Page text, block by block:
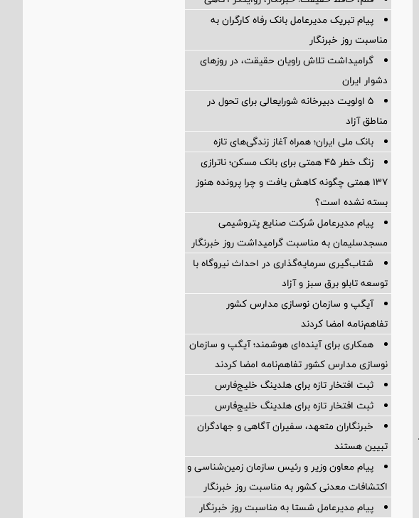
پیام تبریک مدیرعامل بانک رفاه کارگران به
مناسبت روز خبرنگار
گرامیداشت تلاش راویان حقیقت، در روزهای
دشوار ایران
5 اولویت دبیرخانه شورایعالی برای تحول در
مناطق آزاد
بانک ملی ایران؛ همراه آغاز زندگی‌های تازه
زنگ خطر ۴۵ همتی برای بانک مسکن؛ ناترازی
۱۳۷ همتی چگونه کاهش یافت و چرا پرونده هنوز
بسته نشده است؟
پیام مدیرعامل شركت صنایع پتروشیمی
مسجدسلیمان به مناسبت گرامیداشت روز خبرنگار
شتاب‌گیری سرمایه‌گذاری در احداث نیروگاه با
توسعه تابلو برق سبز و آزاد
آیگپ و سازمان نوسازی مدارس کشور
تفاهم‌نامه امضا کردند
همکاری برای آینده‌ای هوشمند؛ آیگپ و سازمان
نوسازی مدارس کشور تفاهم‌نامه امضا کردند
ثبت افتخار تازه برای هلدینگ خلیج‌فارس
ثبت افتخار تازه برای هلدینگ خلیج‌فارس
خبرنگاران متعهد، سفیران آگاهی و جهادگران
تبیین هستند
پیام معاون وزیر و رئیس سازمان زمین‌شناسی و
اکتشافات معدنی کشور به مناسبت روز خبرنگار
پیام مدیرعامل شستا به مناسبت روز خبرنگار